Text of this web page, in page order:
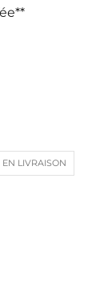
LIVRAISON